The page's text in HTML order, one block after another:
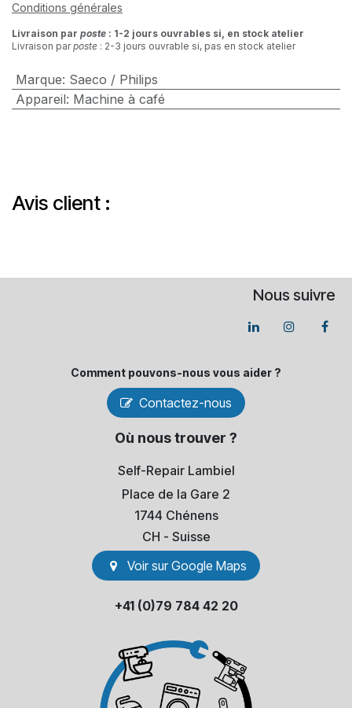
Conditions générales
Livraison par poste : 1-2 jours ouvrables si, en stock atelier
Livraison parposte : 2-3 jours ouvrable si, pas en stock atelier
Marque: Saeco / Philips
Appareil: Machine à café
Avis client :
Nous suivre
Comment pouvons-​nous vous aider ?
Contactez-nous
Où nous trouver ?
Self-Repair Lambiel
Place de la Gare 2
1744 Chénens
​CH - Suisse
Voir sur Go​​ogle Maps
+41 (0)79 784 42 20